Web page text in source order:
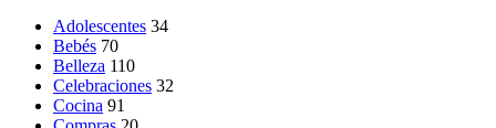
Adolescentes 34
Bebés 70
Belleza 110
Celebraciones 32
Cocina 91